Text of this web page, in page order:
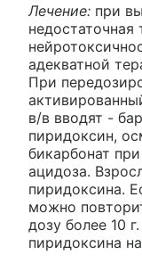
Лечение: при
недостаточная
адекватной
При
в/в вводят -
пиридоксин,
бикарбонат
ацидоза.
пиридоксина.
можно
дозу более 10
пиридоксина